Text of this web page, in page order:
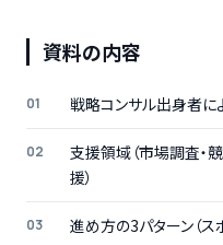
資料の内容
戦略コンサル出身者に
支援領域（市場調査・
援）
進め方の3パターン（ス